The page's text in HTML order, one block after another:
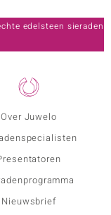
Over Juwelo
Nieuwsbrief
edelsteen sieraden